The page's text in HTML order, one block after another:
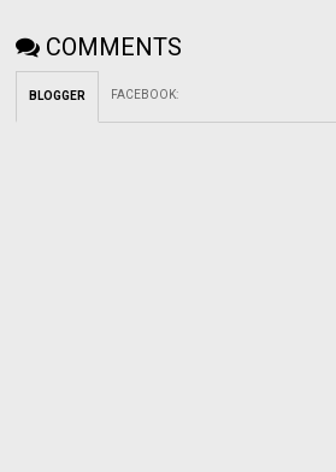
COMMENTS
BLOGGER FACEBOOK: